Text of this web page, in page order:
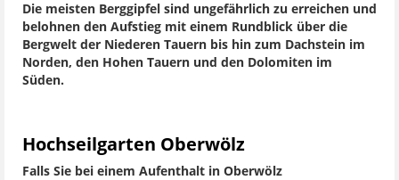
Die meisten Berggipfel sind ungefährlich zu erreichen und
belohnen den Aufstieg mit einem Rundblick über die
Bergwelt der Niederen Tauern bis hin zum Dachstein im
Norden, den Hohen Tauern und den Dolomiten im
Süden.
Hochseilgarten Oberwölz
Falls Sie bei einem Aufenthalt in Oberwölz